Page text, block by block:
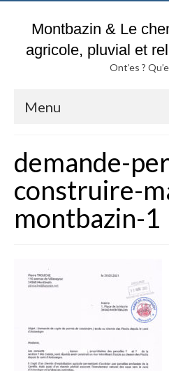
Montbazin & Le
agricole, pluvial et
Ont’es ?
Menu
Blog & Fil
des Piochs
Pluies & Inondations
Historique parcelles
Actes notariés & Chemin
Mur de soutènement &
art. 653
demande-
construire-
montbazin-1